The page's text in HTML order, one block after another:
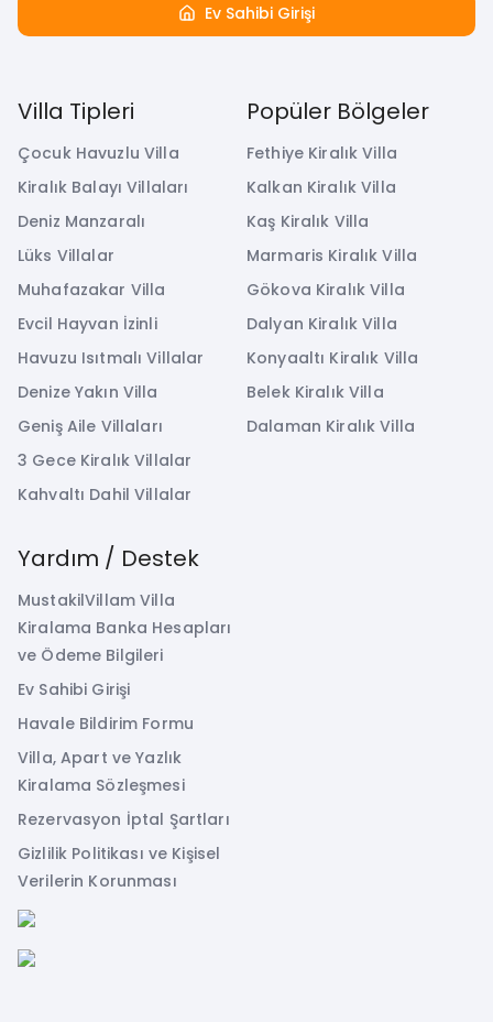
Villa Tipleri
Çocuk Havuzlu Villa
Kiralık Balayı Villaları
Deniz Manzaralı
Lüks Villalar
Muhafazakar Villa
Evcil Hayvan İzinli
Havuzu Isıtmalı Villalar
Denize Yakın Villa
Geniş Aile Villaları
3 Gece Kiralık Villalar
Kahvaltı Dahil Villalar
Popüler Bölgeler
Fethiye Kiralık Villa
Kalkan Kiralık Villa
Kaş Kiralık Villa
Marmaris Kiralık Villa
Gökova Kiralık Villa
Dalyan Kiralık Villa
Konyaaltı Kiralık Villa
Belek Kiralık Villa
Dalaman Kiralık Villa
Yardım / Destek
MustakilVillam Villa
Kiralama Banka Hesapları
ve Ödeme Bilgileri
Ev Sahibi Girişi
Havale Bildirim Formu
Villa, Apart ve Yazlık
Kiralama Sözleşmesi
Rezervasyon İptal Şartları
Gizlilik Politikası ve Kişisel
Verilerin Korunması
Ev Sahibi Girişi